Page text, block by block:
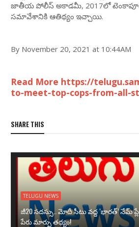
జాతీయ పోలీస్ అకాడమీ, 2017లో
సమావేశానికి ఆతిథ్యం ఇచ్చాయి.
By November 20, 2021 at 10:44AM
Read More https://
to-meet-top-cops-from-all-
SHARE THIS
TELUGU NEWS
జీ20 సదస్సు.. మోదీ సీటు వద్ద ‘భారత్’ నేమ్
పేరు మార్పు తథ్యం!